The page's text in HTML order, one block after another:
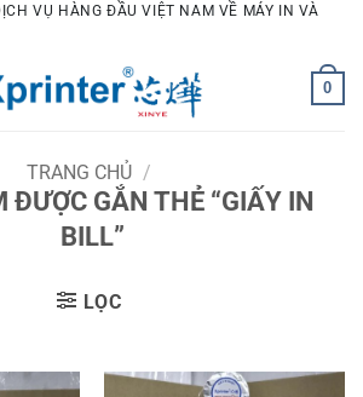
VỤ HÀNG ĐẦU VIỆT NAM VỀ MÁY IN VÀ
0
TRANG CHỦ /
ĐƯỢC GẮN THẺ “GIẤY IN
BILL”
LỌC